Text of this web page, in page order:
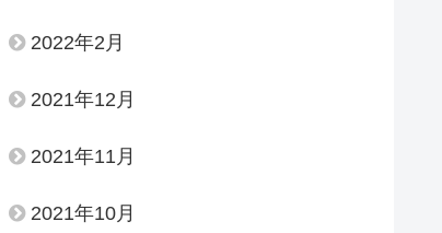
2022年2月
2021年12月
2021年11月
2021年10月